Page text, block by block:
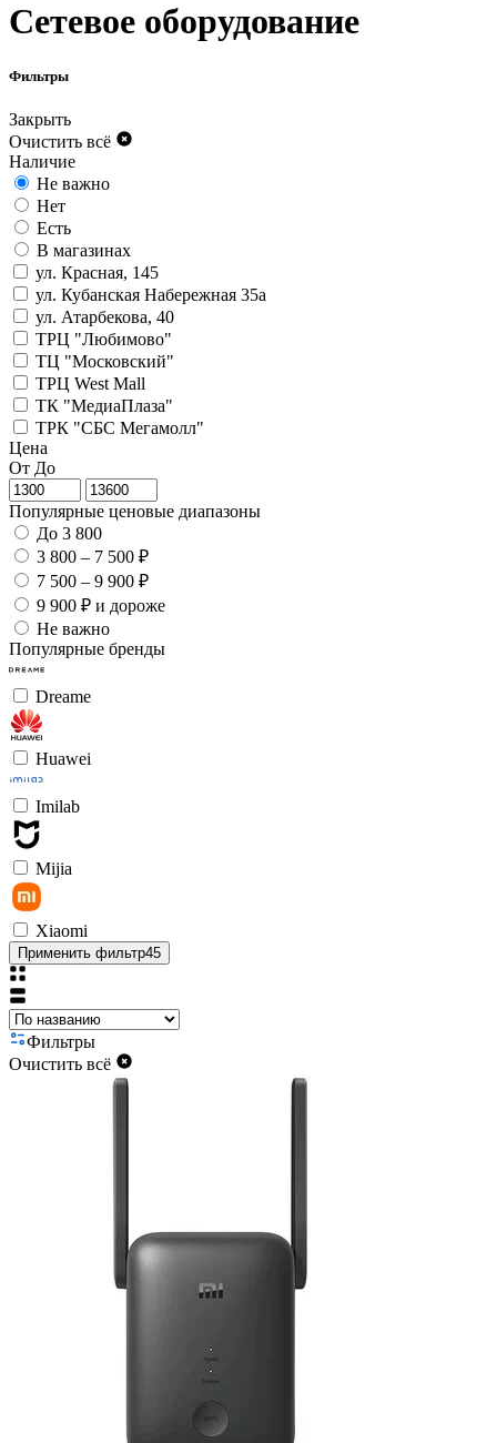
Сетевое оборудование
Фильтры
Закрыть
Очистить всё
Наличие
Не важно
Нет
Есть
В магазинах
ул. Красная, 145
ул. Кубанская Набережная 35а
ул. Атарбекова, 40
ТРЦ "Любимово"
ТЦ "Московский"
ТРЦ West Mall
ТК "МедиаПлаза"
ТРК "СБС Мегамолл"
Цена
От До
Популярные ценовые диапазоны
До 3 800
3 800 – 7 500 ₽
7 500 – 9 900 ₽
9 900 ₽ и дороже
Не важно
Популярные бренды
Dreame
Huawei
Imilab
Mijia
Xiaomi
Применить фильтр45
Фильтры
Очистить всё